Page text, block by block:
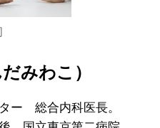
みわこ）
ター 総合内科医長。